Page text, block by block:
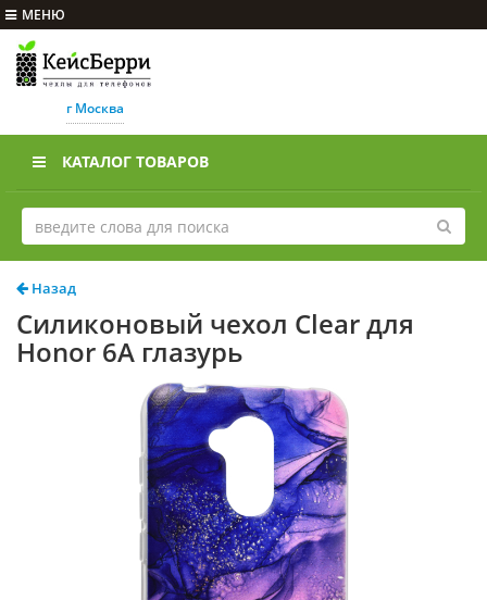
МЕНЮ
г Москва
КАТАЛОГ ТОВАРОВ
Назад
Силиконовый чехол Clear для
Honor 6A глазурь